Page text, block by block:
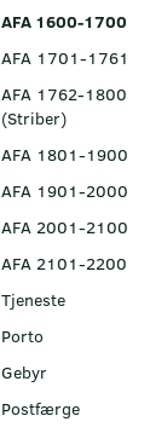
AFA 1600-1700
AFA 1701-1761
AFA 1762-1800
(Striber)
AFA 1801-1900
AFA 1901-2000
AFA 2001-2100
AFA 2101-2200
Tjeneste
Porto
Gebyr
Postfærge